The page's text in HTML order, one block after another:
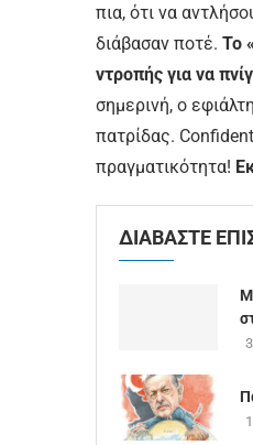
πια, ότι να
διάβασαν ποτέ. Το
ντροπής για να
σημερινή, ο
πατρίδας.
πραγματικότητα!
ΔΙΑΒΑΣΤΕ